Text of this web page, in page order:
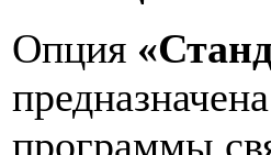
Опция
программы